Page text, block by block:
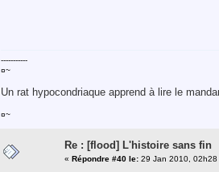
-----------
¤~
Un rat hypocondriaque apprend à lire le
¤~
Re : [flood] L'histoire sans fin
« Répondre #40 le: 29 Jan 2010, 02h28